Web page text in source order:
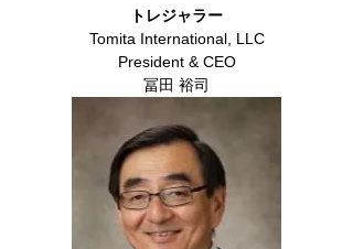
トレジャラー
Tomita International, LLC
President & CEO
冨田 裕司